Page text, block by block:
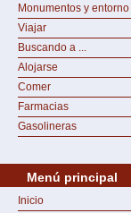
Monumentos y entorno
Viajar
Buscando a ...
Alojarse
Comer
Farmacias
Gasolineras
Menú principal
Inicio